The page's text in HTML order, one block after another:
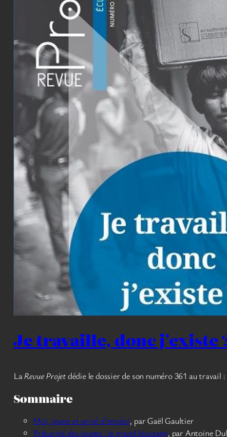
Je travaille, donc j’existe
LaRevue Projetdédie le dossier de son numéro 361 au travail
Sommaire
Moi, jeune et privé d’emploi, par Gaël Gaultier
Précarité des jeunes : le grand bizutage, par Antoine